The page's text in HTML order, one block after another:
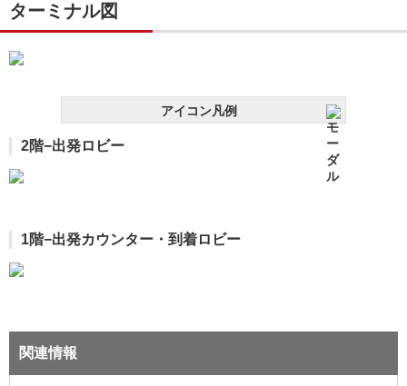
ターミナル図
アイコン凡例
2階−出発ロビー
1階−出発カウンター・到着ロビー
関連情報